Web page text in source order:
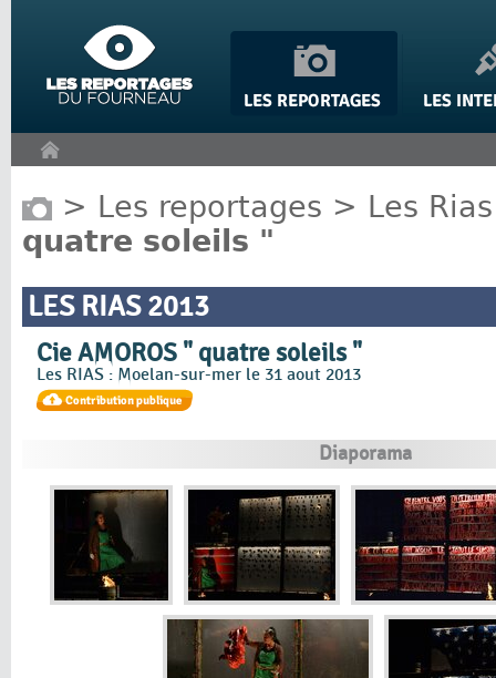
> Les reportages > Les Rias
quatre soleils "
LES RIAS 2013
Cie AMOROS " quatre soleils "
Les RIAS : Moelan-sur-mer le 31 aout 2013
Diaporama